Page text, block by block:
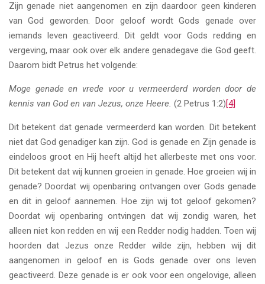
Zijn genade niet aangenomen en zijn daardoor geen kinderen
van God geworden. Door geloof wordt Gods genade over
iemands leven geactiveerd. Dit geldt voor Gods redding en
vergeving, maar ook over elk andere genadegave die God geeft.
Daarom bidt Petrus het volgende:
Moge genade en vrede voor u vermeerderd worden door de
kennis van God en van Jezus, onze Heere. (2 Petrus 1:2)[4]
Dit betekent dat genade vermeerderd kan worden. Dit betekent
niet dat God genadiger kan zijn. God is genade en Zijn genade is
eindeloos groot en Hij heeft altijd het allerbeste met ons voor.
Dit betekent dat wij kunnen groeien in genade. Hoe groeien wij in
genade? Doordat wij openbaring ontvangen over Gods genade
en dit in geloof aannemen. Hoe zijn wij tot geloof gekomen?
Doordat wij openbaring ontvingen dat wij zondig waren, het
alleen niet kon redden en wij een Redder nodig hadden. Toen wij
hoorden dat Jezus onze Redder wilde zijn, hebben wij dit
aangenomen in geloof en is Gods genade over ons leven
geactiveerd. Deze genade is er ook voor een ongelovige, alleen